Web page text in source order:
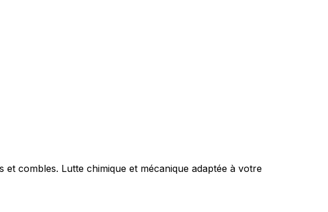
combles. Lutte chimique et mécanique adaptée à votre